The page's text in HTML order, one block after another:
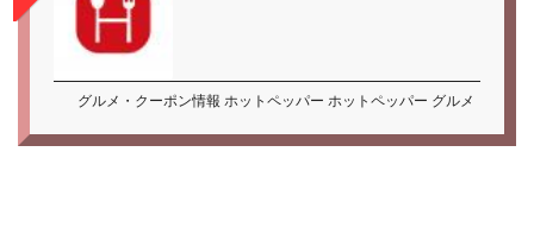
グルメ・クーポン情報 ホットペッパー ホットペッパー グルメ